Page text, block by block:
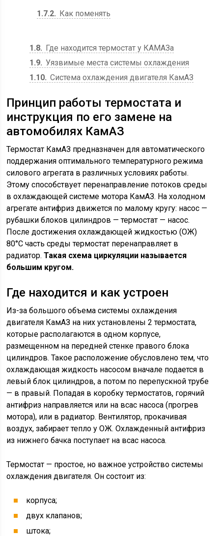
1.7.2 Как поменять
1.8
Где находится термостат у КАМАЗа
1.9 Уязвимые места системы охлаждения
1.10 Система охлаждения двигателя КамАЗ
Принцип работы термостата и
инструкция по его замене на
автомобилях КамАЗ
Термостат КамАЗ предназначен для автоматического
поддержания оптимального температурного режима
силового агрегата в различных условиях работы.
Этому способствует перенаправление потоков среды
в охлаждающей системе мотора КамАЗ. На холодном
агрегате антифриз движется по малому кругу: насос —
рубашки блоков цилиндров — термостат — насос.
После достижения охлаждающей жидкостью (ОЖ)
80°С часть среды термостат перенаправляет в
радиатор.Такая схема циркуляции называется
большим кругом.
Где находится и как устроен
Из-за большого объема системы охлаждения
двигателя КамАЗ на них установлены 2 термостата,
которые располагаются в одном корпусе,
размещенном на передней стенке правого блока
цилиндров. Такое расположение обусловлено тем, что
охлаждающая жидкость насосом вначале подается в
левый блок цилиндров, а потом по перепускной трубе
— в правый. Попадая в коробку термостатов, горячий
антифриз направляется или на всас насоса (прогрев
мотора), или в радиатор. Вентилятор, прокачивая
воздух, забирает тепло у ОЖ. Охлажденный антифриз
из нижнего бачка поступает на всас насоса.
Термостат — простое, но важное устройство системы
охлаждения двигателя. Он состоит из:
корпуса;
двух клапанов;
штока;